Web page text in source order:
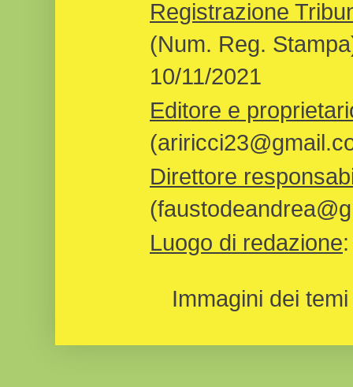
Registrazione
(Num. Reg.
10/11/2021
Editore e
Direttore
Luogo di redazione
Immagini dei